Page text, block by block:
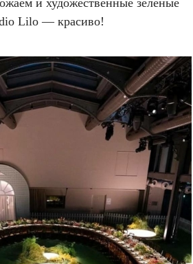
и художественные зеленые
Lilo — красиво!